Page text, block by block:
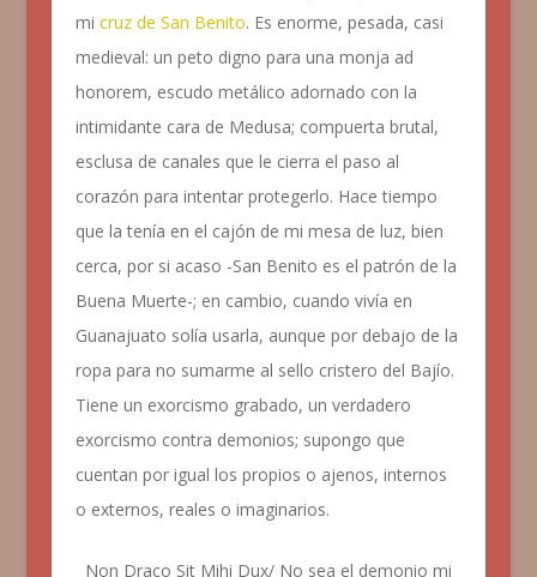
mi cruz de San Benito. Es enorme, pesada, casi
medieval: un peto digno para una monja ad
honorem, escudo metálico adornado con la
intimidante cara de Medusa; compuerta brutal,
esclusa de canales que le cierra el paso al
corazón para intentar protegerlo. Hace tiempo
que la tenía en el cajón de mi mesa de luz, bien
cerca, por si acaso -San Benito es el patrón de la
Buena Muerte-; en cambio, cuando vivía en
Guanajuato solía usarla, aunque por debajo de la
ropa para no sumarme al sello cristero del Bajío.
Tiene un exorcismo grabado, un verdadero
exorcismo contra demonios; supongo que
cuentan por igual los propios o ajenos, internos
o externos, reales o imaginarios.
Non Draco Sit Mihi Dux/ No sea el demonio mi